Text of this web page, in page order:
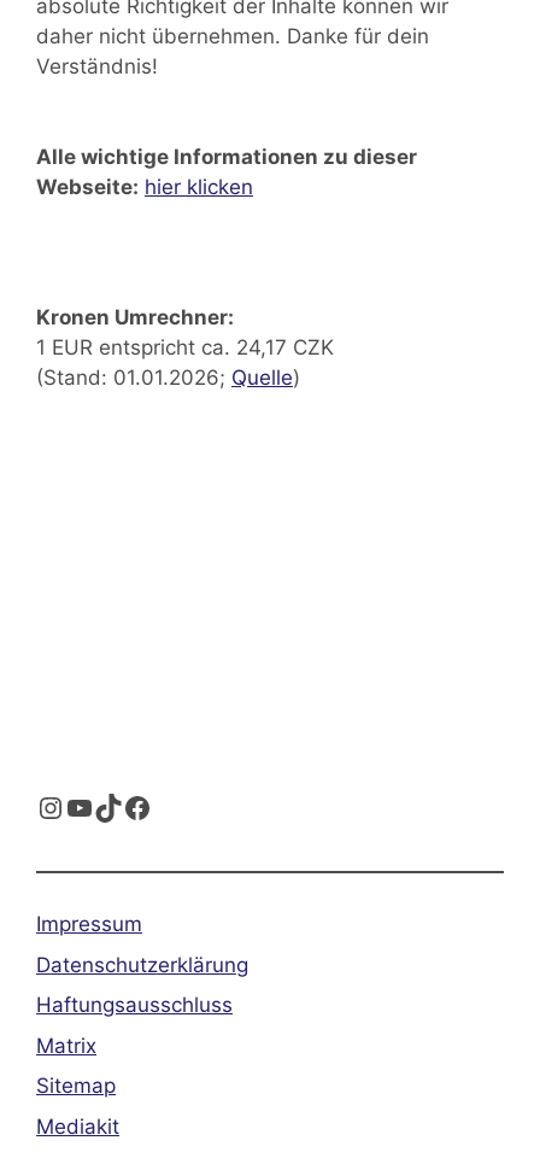
absolute Richtigkeit der Inhalte können wir
daher nicht übernehmen. Danke für dein
Verständnis!
Alle wichtige Informationen zu dieser
Webseite: hier klicken
Kronen Umrechner:
1 EUR entspricht ca. 24,17 CZK
(Stand: 01.01.2026; Quelle)
Instagram
YouTube
TikTok
Facebook
Impressum
Datenschutzerklärung
Haftungsausschluss
Matrix
Sitemap
Mediakit